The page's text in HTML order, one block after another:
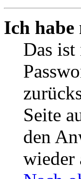
Ich habe
Das
Seite
den
wieder